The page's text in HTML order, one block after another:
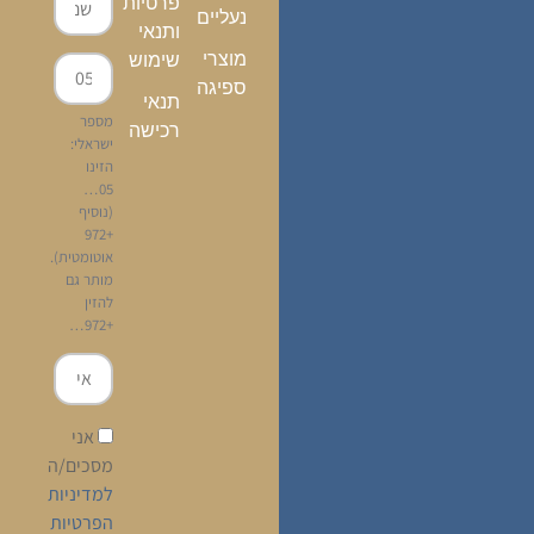
נעליים
מוצרי
ספיגה
ותנאי
שימוש
תנאי
רכישה
מספר
ישראלי:
הזינו
05…
(נוסיף
+972
אוטומטית).
מותר גם
להזין
+972…
אני
מסכים/ה
למדיניות
הפרטיות